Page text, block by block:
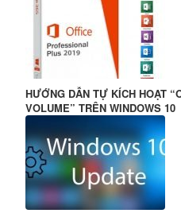
HƯỚNG DẪN TỰ KÍCH HOẠT
VOLUME” TRÊN WINDOWS 10